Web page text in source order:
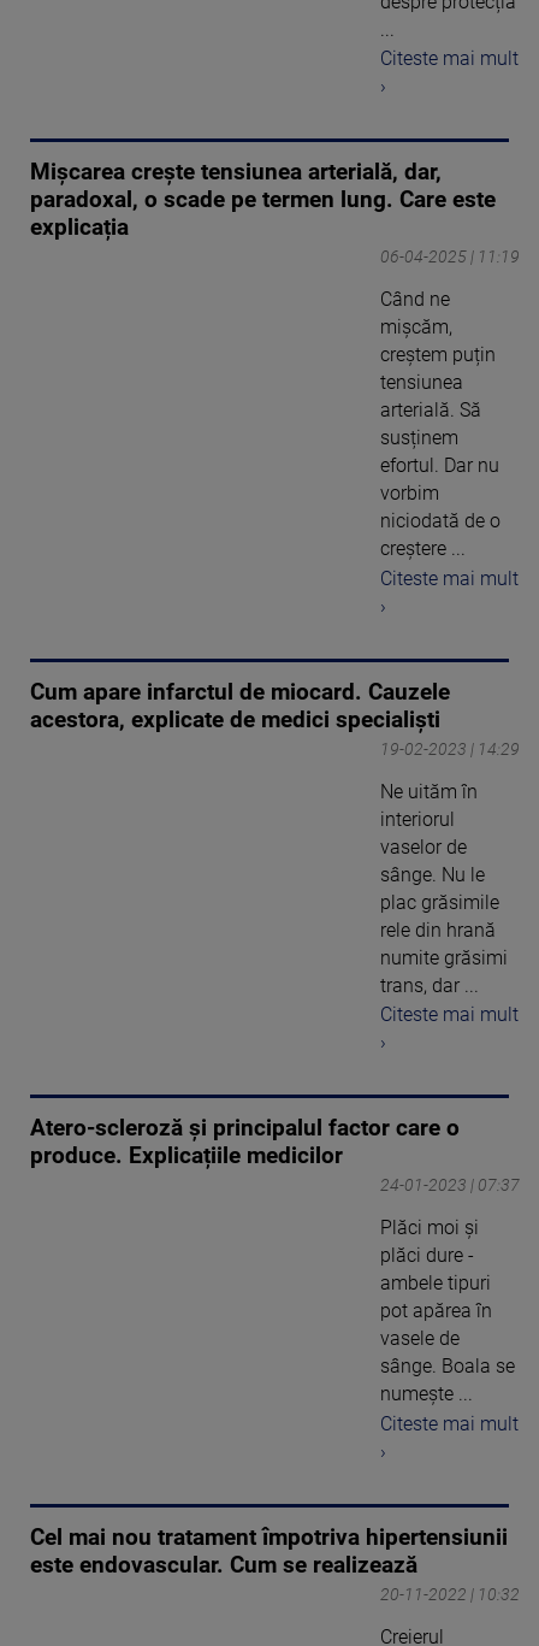
Citeste mai mult
›
Mișcarea crește tensiunea arterială, dar,
paradoxal, o scade pe termen lung. Care este
explicația
06-04-2025 | 11:19
Când ne
mișcăm,
creștem puțin
tensiunea
arterială. Să
susținem
efortul. Dar nu
vorbim
niciodată de o
creștere ...
Citeste mai mult
›
Cum apare infarctul de miocard. Cauzele
acestora, explicate de medici specialiști
19-02-2023 | 14:29
Ne uităm în
interiorul
vaselor de
sânge. Nu le
plac grăsimile
rele din hrană
numite grăsimi
trans, dar ...
Citeste mai mult
›
Atero-scleroză și principalul factor care o
produce. Explicațiile medicilor
24-01-2023 | 07:37
Plăci moi și
plăci dure -
ambele tipuri
pot apărea în
vasele de
sânge. Boala se
numește ...
Citeste mai mult
›
Cel mai nou tratament împotriva hipertensiunii
este endovascular. Cum se realizează
20-11-2022 | 10:32
Creierul